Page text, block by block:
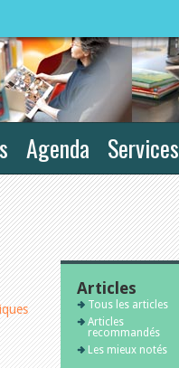
Agenda Services
Articles
Tous les articles
Articles
recommandés
Les mieux notés